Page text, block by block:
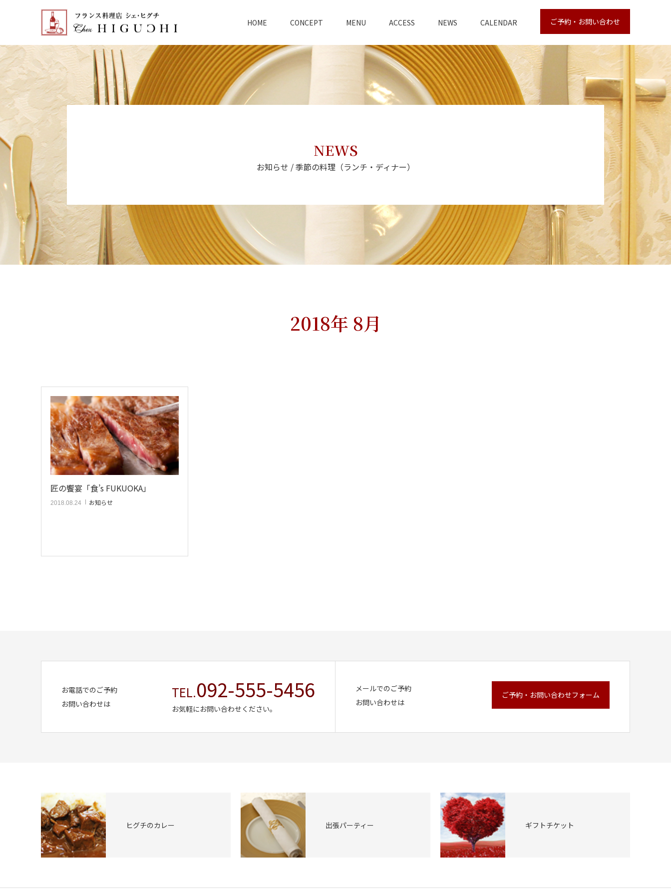
ご予約・お問い合わせ
HOME CONCEPT MENU ACCESS NEWS CALENDAR
NEWS
お知らせ / 季節の料理（ランチ・ディナー）
2018年 8月
匠の饗宴「食’s FUKUOKA」
2018.08.24 お知らせ
お電話でのご予約
お問い合わせは
TEL.092-555-5456
お気軽にお問い合わせください。
メールでのご予約
お問い合わせは
ご予約・お問い合わせフォーム
ヒグチのカレー 出張パーティー ギフトチケット